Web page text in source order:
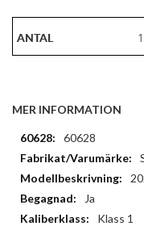
ANTAL
MER INFORMATION
Mer
information
60628
Ja
Klass 1